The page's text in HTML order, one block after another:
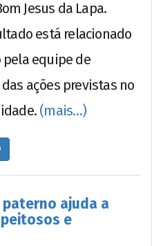
Jesus da Lapa.
está relacionado
equipe de
ações previstas no
(mais…)
paterno ajuda a
e